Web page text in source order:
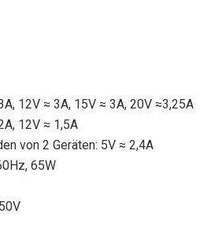
12V ≈ 3A, 15V ≈ 3A, 20V ≈3,25A
12V ≈ 1,5A
von 2 Geräten: 5V ≈ 2,4A
65W